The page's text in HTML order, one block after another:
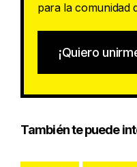
para la comunidad
¡Quiero
También te puede